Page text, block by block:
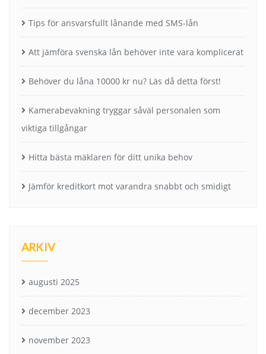
Tips för ansvarsfullt lånande med SMS-lån
Att jämföra svenska lån behöver inte vara komplicerat
Behöver du låna 10000 kr nu? Läs då detta först!
Kamerabevakning tryggar såväl personalen som
viktiga tillgångar
Hitta bästa mäklaren för ditt unika behov
Jämför kreditkort mot varandra snabbt och smidigt
ARKIV
augusti 2025
december 2023
november 2023